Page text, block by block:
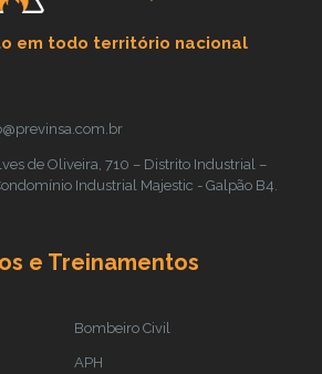
em todo território nacional
de Oliveira, 710 – Distrito Industrial –
Industrial Majestic - Galpão B4.
e Treinamentos
Bombeiro Civil
APH